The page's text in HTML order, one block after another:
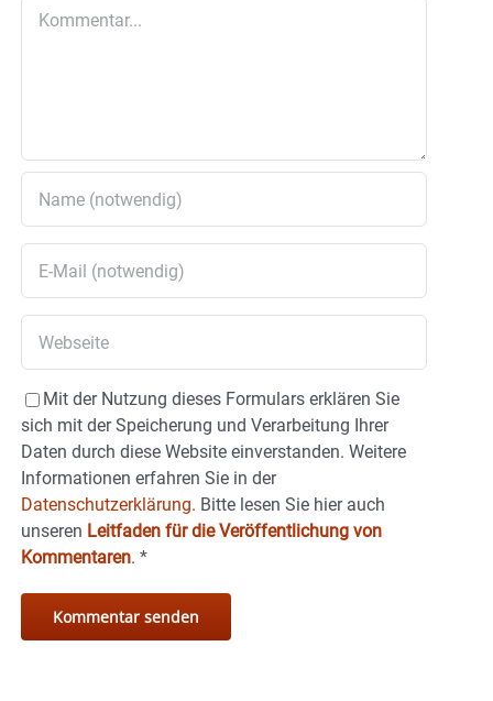
Mit der Nutzung dieses Formulars erklären Sie
sich mit der Speicherung und Verarbeitung Ihrer
Daten durch diese Website einverstanden. Weitere
Informationen erfahren Sie in der
Datenschutzerklärung. Bitte lesen Sie hier auch
unseren Leitfaden für die Veröffentlichung von
Kommentaren. *